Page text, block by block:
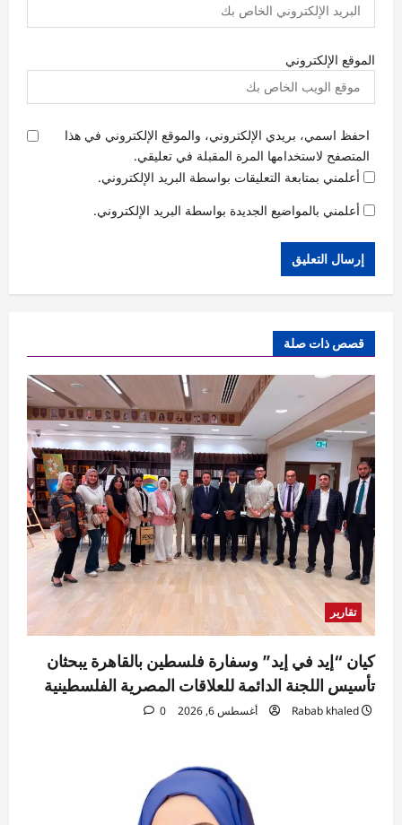
الموقع الإلكتروني
احفظ اسمي، بريدي الإلكتروني، والموقع الإلكتروني في هذا
المتصفح لاستخدامها المرة المقبلة في تعليقي.
أعلمني بمتابعة التعليقات بواسطة البريد الإلكتروني.
أعلمني بالمواضيع الجديدة بواسطة البريد الإلكتروني.
قصص ذات صلة
تقارير
كيان “إيد في إيد” وسفارة فلسطين بالقاهرة يبحثان
تأسيس اللجنة الدائمة للعلاقات المصرية الفلسطينية
Rabab khaled أغسطس 6, 2026 0